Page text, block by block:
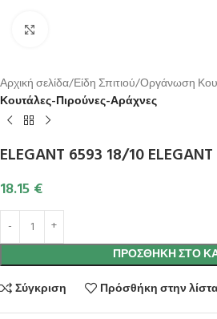
Αρχική σελίδα Είδη Σπιτιού Οργάνωση
Κουτάλες-Πιρούνες-Αράχνες
ELEGANT 6593 18/10
18.15 €
ΠΡΟΣΘΉΚΗ ΣΤΟ
Σύγκριση
Πρόσθήκη στην